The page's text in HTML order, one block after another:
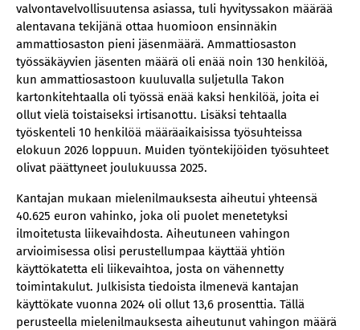
valvontavelvollisuutensa asiassa, tuli hyvityssakon määrää
alentavana tekijänä ottaa huomioon ensinnäkin
ammattiosaston pieni jäsenmäärä. Ammattiosaston
työssäkäyvien jäsenten määrä oli enää noin 130 henkilöä,
kun ammattiosastoon kuuluvalla suljetulla Takon
kartonkitehtaalla oli työssä enää kaksi henkilöä, joita ei
ollut vielä toistaiseksi irtisanottu. Lisäksi tehtaalla
työskenteli 10 henkilöä määräaikaisissa työsuhteissa
elokuun 2026 loppuun. Muiden työntekijöiden työsuhteet
olivat päättyneet joulukuussa 2025.
Kantajan mukaan mielenilmauksesta aiheutui yhteensä
40.625 euron vahinko, joka oli puolet menetetyksi
ilmoitetusta liikevaihdosta. Aiheutuneen vahingon
arvioimisessa olisi perustellumpaa käyttää yhtiön
käyttökatetta eli liikevaihtoa, josta on vähennetty
toimintakulut. Julkisista tiedoista ilmenevä kantajan
käyttökate vuonna 2024 oli ollut 13,6 prosenttia. Tällä
perusteella mielenilmauksesta aiheutunut vahingon määrä